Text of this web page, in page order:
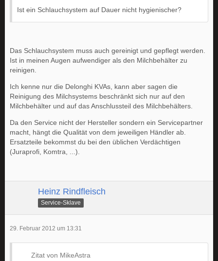
Ist ein Schlauchsystem auf Dauer nicht hygienischer?
Das Schlauchsystem muss auch gereinigt und gepflegt werden.
Ist in meinen Augen aufwendiger als den Milchbehälter zu
reinigen.
Ich kenne nur die Delonghi KVAs, kann aber sagen die
Reinigung des Milchsystems beschränkt sich nur auf den
Milchbehälter und auf das Anschlussteil des Milchbehälters.
Da den Service nicht der Hersteller sondern ein Servicepartner
macht, hängt die Qualität von dem jeweiligen Händler ab.
Ersatzteile bekommst du bei den üblichen Verdächtigen
(Juraprofi, Komtra, ...).
Heinz Rindfleisch
Service-Sklave
29. Februar 2012 um 13:31
Zitat von MikeAstra